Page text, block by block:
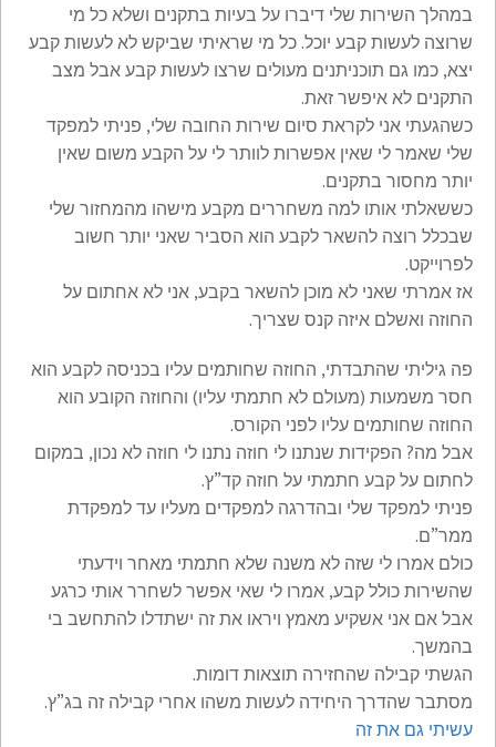
במהלך השירות שלי דיברו על בעיות בתקנים ושלא כל מי
שרוצה לעשות קבע יוכל. כל מי שראיתי שביקש לא לעשות קבע
יצא, כמו גם תוכניתנים מעולים שרצו לעשות קבע אבל מצב
התקנים לא איפשר זאת.
כשהגעתי אני לקראת סיום שירות החובה שלי, פניתי למפקד
שלי שאמר לי שאין אפשרות לוותר לי על הקבע משום שאין
יותר מחסור בתקנים.
כששאלתי אותו למה משחררים מקבע מישהו מהמחזור שלי
שבכלל רוצה להשאר לקבע הוא הסביר שאני יותר חשוב
לפרוייקט.
אז אמרתי שאני לא מוכן להשאר בקבע, אני לא אחתום על
החוזה ואשלם איזה קנס שצריך.
פה גיליתי שהתבדתי, החוזה שחותמים עליו בכניסה לקבע הוא
חסר משמעות (מעולם לא חתמתי עליו) והחוזה הקובע הוא
החוזה שחותמים עליו לפני הקורס.
אבל מה? הפקידות שנתנו לי חוזה נתנו לי חוזה לא נכון, במקום
לחתום על קבע חתמתי על חוזה קד”ץ.
פניתי למפקד שלי ובהדרגה למפקדים מעליו עד למפקדת
ממר”ם.
כולם אמרו לי שזה לא משנה שלא חתמתי מאחר וידעתי
שהשירות כולל קבע, אמרו לי שאי אפשר לשחרר אותי כרגע
אבל אם אני אשקיע מאמץ ויראו את זה ישתדלו להתחשב בי
בהמשך.
הגשתי קבילה שהחזירה תוצאות דומות.
מסתבר שהדרך היחידה לעשות משהו אחרי קבילה זה בג”ץ.
עשיתי גם את זה